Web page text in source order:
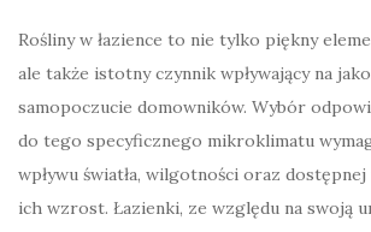
Rośliny w łazience to nie tylko piękny
ale także istotny czynnik wpływający na
samopoczucie domowników. Wybór
do tego specyficznego mikroklimatu
wpływu światła, wilgotności oraz
ich wzrost. Łazienki, ze względu na swoją